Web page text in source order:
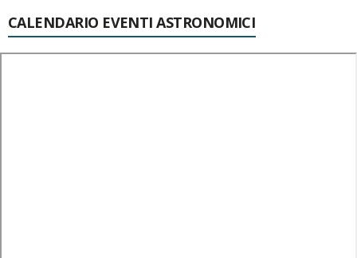
CALENDARIO EVENTI ASTRONOMICI